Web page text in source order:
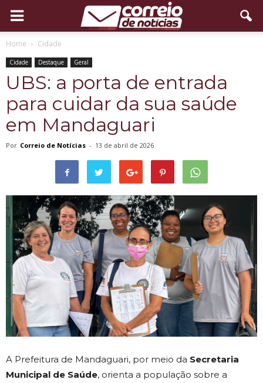
Home Cidade
Cidade Destaque Geral
UBS: a porta de entrada
para cuidar da sua saúde
em Mandaguari
Por Correio de Notícias - 13 de abril de 2026
A Prefeitura de Mandaguari, por meio da Secretaria
Municipal de Saúde, orienta a população sobre a